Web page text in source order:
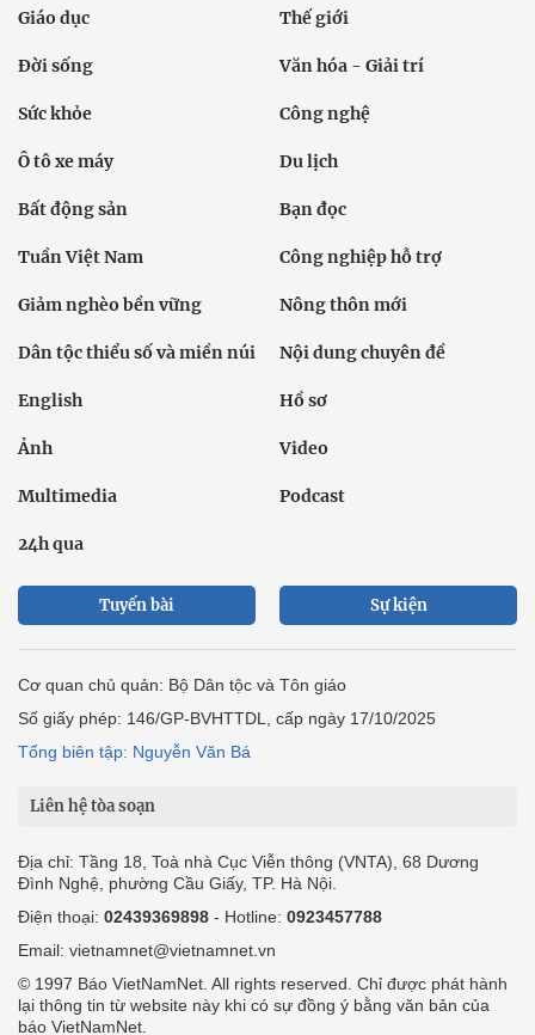
Giáo dục Thế giới
Đời sống Văn hóa - Giải trí
Sức khỏe Công nghệ
Ô tô xe máy Du lịch
Bất động sản Bạn đọc
Tuần Việt Nam Công nghiệp hỗ trợ
Giảm nghèo bền vững Nông thôn mới
Dân tộc thiểu số và miền núi Nội dung chuyên đề
English Hồ sơ
Ảnh Video
Multimedia Podcast
24h qua
Tuyến bài Sự kiện
Cơ quan chủ quản: Bộ Dân tộc và Tôn giáo
Số giấy phép: 146/GP-BVHTTDL, cấp ngày 17/10/2025
Tổng biên tập: Nguyễn Văn Bá
Liên hệ tòa soạn
Địa chỉ: Tầng 18, Toà nhà Cục Viễn thông (VNTA), 68 Dương
Đình Nghệ, phường Cầu Giấy, TP. Hà Nội.
Điện thoại: 02439369898 - Hotline: 0923457788
Email: vietnamnet@vietnamnet.vn
© 1997 Báo VietNamNet. All rights reserved. Chỉ được phát hành
lại thông tin từ website này khi có sự đồng ý bằng văn bản của
báo VietNamNet.